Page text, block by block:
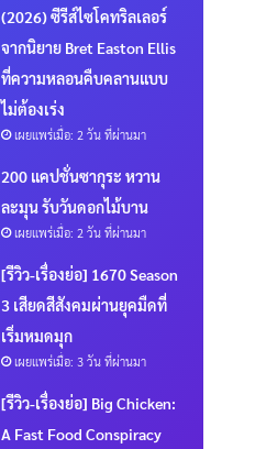
(2026) ซีรีส์ไซโคทริลเลอร์
จากนิยาย Bret Easton Ellis
ที่ความหลอนคืบคลานแบบ
ไม่ต้องเร่ง
เผยแพร่เมื่อ: 2 วัน ที่ผ่านมา
200 แคปชั่นซากุระ หวาน
ละมุน รับวันดอกไม้บาน
เผยแพร่เมื่อ: 2 วัน ที่ผ่านมา
[รีวิว-เรื่องย่อ] 1670 Season
3 เสียดสีสังคมผ่านยุคมืดที่
เริ่มหมดมุก
เผยแพร่เมื่อ: 3 วัน ที่ผ่านมา
[รีวิว-เรื่องย่อ] Big Chicken:
A Fast Food Conspiracy